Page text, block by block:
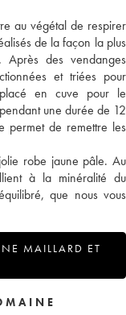
au végétal de respirer
de la façon la plus
Après des vendanges
et triées pour
en cuve pour le
une durée de 12
permet de remettre les
robe jaune pâle. Au
à la minéralité du
que nous vous
MAILLARD ET